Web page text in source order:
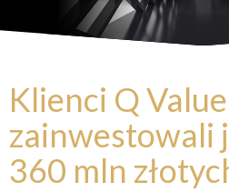
Klienci Q Value
zainwestowali
360 mln